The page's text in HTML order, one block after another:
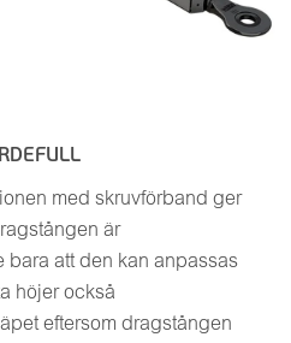
med skruvförband ger
är
bara att den kan anpassas
höjer också
eftersom dragstången